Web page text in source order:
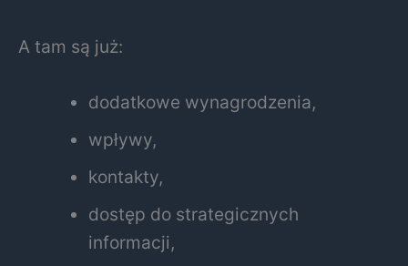
A tam są już:
dodatkowe wynagrodzenia,
wpływy,
kontakty,
dostęp do strategicznych
informacji,